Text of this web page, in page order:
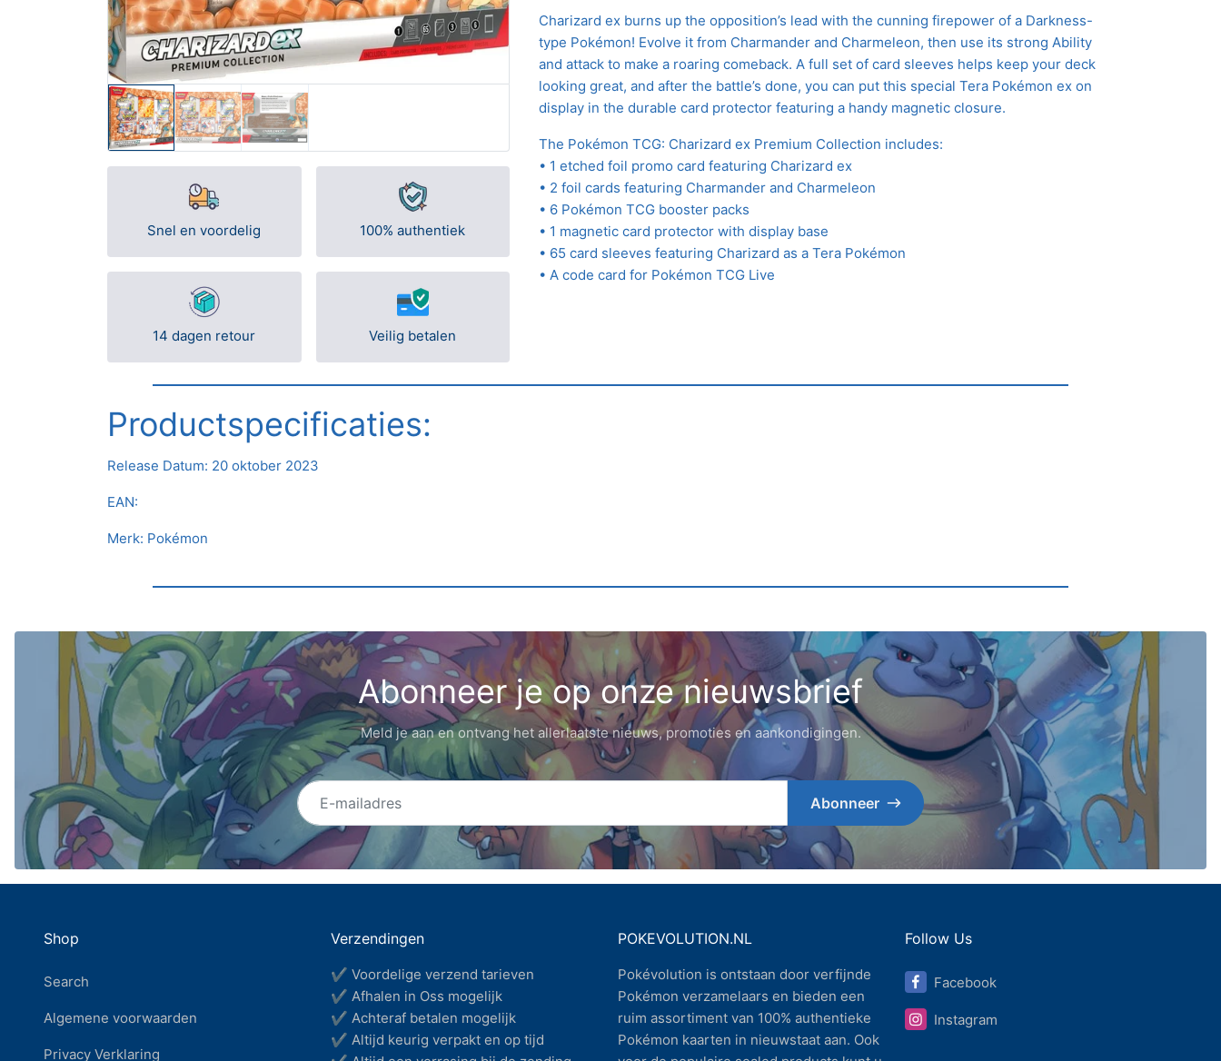
Snel en voordelig 100% authentiek
14 dagen retour Veilig betalen
Charizard ex burns up the opposition’s lead with the cunning firepower of a Darkness-
type Pokémon! Evolve it from Charmander and Charmeleon, then use its strong Ability
and attack to make a roaring comeback. A full set of card sleeves helps keep your deck
looking great, and after the battle’s done, you can put this special Tera Pokémon ex on
display in the durable card protector featuring a handy magnetic closure.
The Pokémon TCG: Charizard ex Premium Collection includes:
• 1 etched foil promo card featuring Charizard ex
• 2 foil cards featuring Charmander and Charmeleon
• 6 Pokémon TCG booster packs
• 1 magnetic card protector with display base
• 65 card sleeves featuring Charizard as a Tera Pokémon
• A code card for Pokémon TCG Live
Productspecificaties:
Release Datum: 20 oktober 2023
EAN:
Merk: Pokémon
Abonneer je op onze nieuwsbrief
Meld je aan en ontvang het allerlaatste nieuws, promoties en aankondigingen.
E-mailadres
Abonneer
Shop
Search
Algemene voorwaarden
Privacy Verklaring
Verzendingen
✔ Voordelige verzend tarieven
✔ Afhalen in Oss mogelijk
✔ Achteraf betalen mogelijk
✔ Altijd keurig verpakt en op tijd
POKEVOLUTION.NL
Pokévolution is ontstaan door verfijnde
Pokémon verzamelaars en bieden een
ruim assortiment van 100% authentieke
Pokémon kaarten in nieuwstaat aan. Ook
Follow Us
Facebook
Instagram